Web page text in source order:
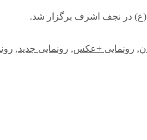
, رونمایی +عکس, رونمایی جدید,